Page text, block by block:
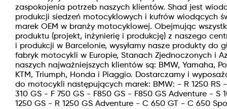
zaspokojenia potrzeb naszych klientów. Shad jest
produkcji siedzeń motocyklowych i kufrów wiodących
marek OEM w branży motocyklowej. Obejmując
produktu (projekt, inżynierię i produkcję) z naszego
i produkcji w Barcelonie, wysyłamy nasze produkty do
fabryk motocykli w Europie, Stanach Zjednoczonych i
naszych najważniejszych klientów są: BMW, Yamaha,
KTM, Triumph, Honda i Piaggio. Dostarczamy i
do motocykli następujących marek: BMW: - R 1250 RS
310 GS - F 750 GS - F850 GS - F850 GS Adventure - S
1250 GS - R 1250 GS Adventure - C 650 GT - C 650